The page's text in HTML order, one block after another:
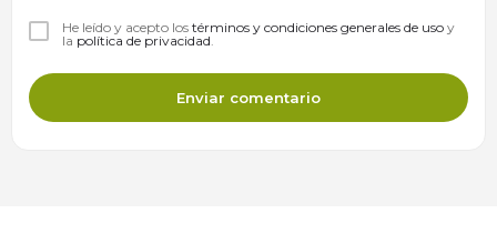
He leído y acepto los términos y condiciones generales de uso y
la política de privacidad.
Enviar comentario